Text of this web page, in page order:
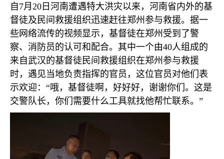
自 7月 20 日河南遭遇特大洪灾以来，河南省内外的基
督徒及民间救援组织迅速赶往郑州参与救援。据一
些网络流传的视频显示，基督徒在郑州受到了警
察、消防员的认可和配合。其中一个由40人组成的
来自武汉的基督徒民间救援组织在郑州参与救援
时，遇见当地负责指挥的官员，这位官员对他们表
示欢迎： “哦，基督徒啊，好好好，谢谢你们。这是
交警队长，你们需要什么工具就找他帮忙联系。 ”